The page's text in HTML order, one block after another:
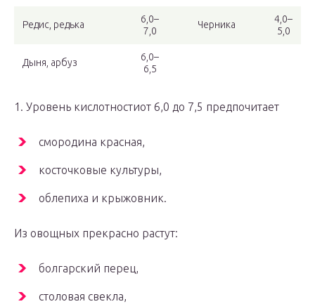
Редис, редька
6,0–
7,0
Черника
4,0–
5,0
Дыня, арбуз
6,0–
6,5
1. Уровень кислотностиот 6,0 до 7,5 предпочитает
смородина красная,
косточковые культуры,
облепиха и крыжовник.
Из овощных прекрасно растут:
болгарский перец,
столовая свекла,